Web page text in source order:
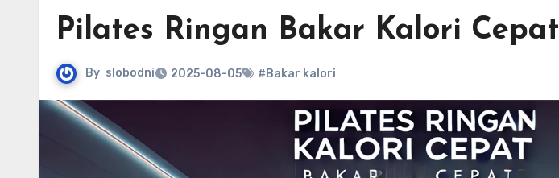
Pilates Ringan Bakar Kalori Cepat
By slobodni 2025-08-05 #Bakar kalori